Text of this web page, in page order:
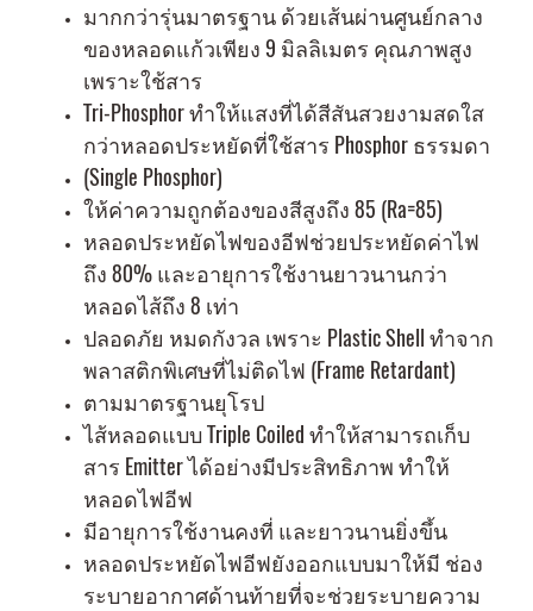
มากกว่ารุ่นมาตรฐาน ด้วยเส้นผ่านศูนย์กลาง
ของหลอดแก้วเพียง 9 มิลลิเมตร คุณภาพสูง
เพราะใช้สาร
Tri-Phosphor ทำให้แสงที่ได้สีสันสวยงามสดใส
กว่าหลอดประหยัดที่ใช้สาร Phosphor ธรรมดา
(Single Phosphor)
ให้ค่าความถูกต้องของสีสูงถึง 85 (Ra=85)
หลอดประหยัดไฟของอีฟช่วยประหยัดค่าไฟ
ถึง 80% และอายุการใช้งานยาวนานกว่า
หลอดไส้ถึง 8 เท่า
ปลอดภัย หมดกังวล เพราะ Plastic Shell ทำจาก
พลาสติกพิเศษที่ไม่ติดไฟ (Frame Retardant)
ตามมาตรฐานยุโรป
ไส้หลอดแบบ Triple Coiled ทำให้สามารถเก็บ
สาร Emitter ได้อย่างมีประสิทธิภาพ ทำให้
หลอดไฟอีฟ
มีอายุการใช้งานคงที่ และยาวนานยิ่งขึ้น
หลอดประหยัดไฟอีฟยังออกแบบมาให้มี ช่อง
ระบายอากาศด้านท้ายที่จะช่วยระบายความ